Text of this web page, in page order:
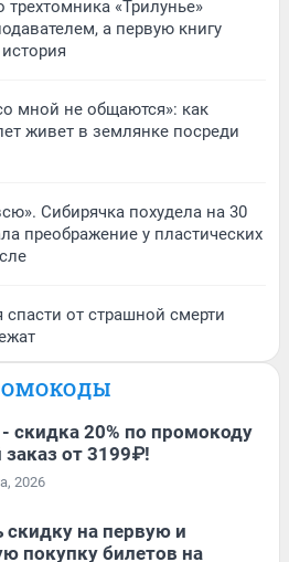
трехтомника «Трилунье»
а первую книгу
мной не общаются»: как
живет в землянке посреди
Сибирячка похудела на 30
преображение у пластических
спасти от страшной смерти
- скидка 20% по промокоду
от 3199₽!
2026
скидку на первую и
покупку билетов на